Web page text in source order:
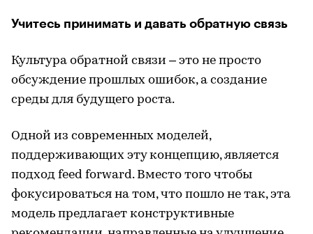
Учитесь принимать и давать обратную связь
Культура обратной связи – это не просто
обсуждение прошлых ошибок, а создание
среды для будущего роста.
Одной из современных моделей,
поддерживающих эту концепцию, является
подход feed forward. Вместо того чтобы
фокусироваться на том, что пошло не так, эта
модель предлагает конструктивные